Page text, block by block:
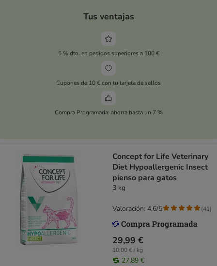
Tus ventajas
5 % dto. en pedidos superiores a 100 €
Cupones de 10 € con tu tarjeta de sellos
Compra Programada: ahorra hasta un 7 %
Concept for Life Veterinary
Diet Hypoallergenic Insect
pienso para gatos
3 kg
29,99 €
10,00 € / kg
27,89 €
Valoración: 4.6/5 (41)